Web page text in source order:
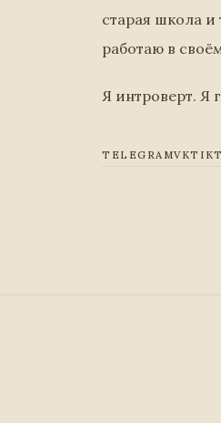
старая школа и
работаю в
Я интроверт. Я
TELEGRAMVK